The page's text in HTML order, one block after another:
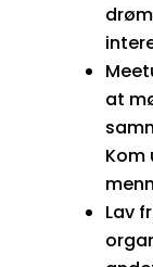
at
Kom
Lav